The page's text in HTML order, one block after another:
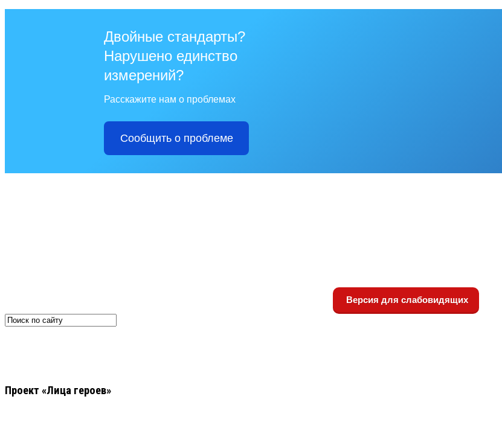
Двойные стандарты?
Нарушено единство
измерений?
Расскажите нам о проблемах
Сообщить о проблеме
Версия для слабовидящих
Проект «Лица героев»